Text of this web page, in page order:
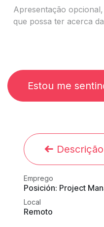
Estou me
Emprego
Posición: Project
Local
Remoto